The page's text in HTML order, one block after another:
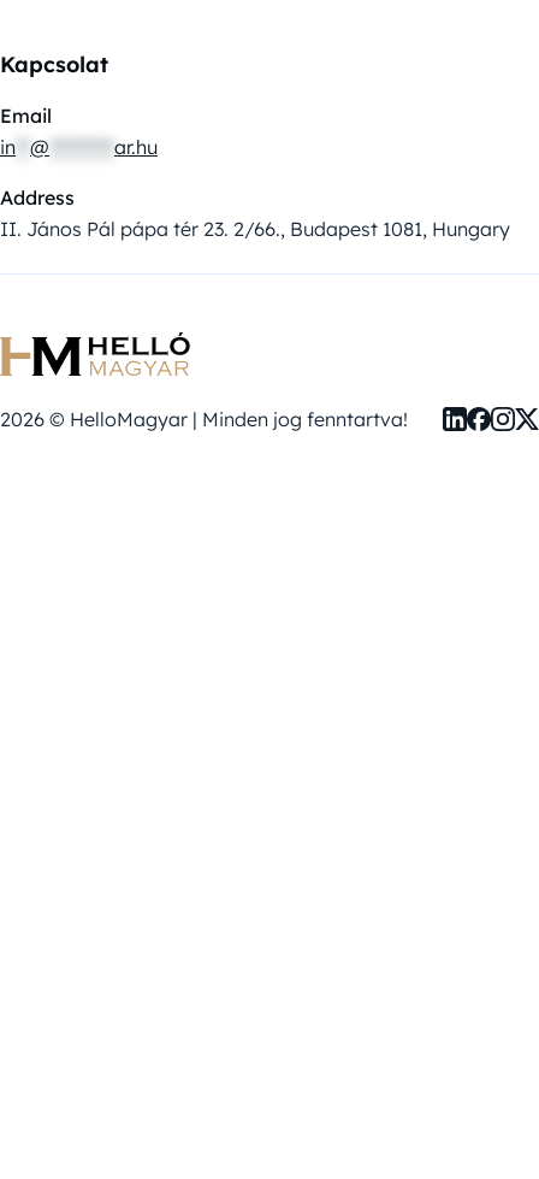
Kapcsolat
Email
in @ ar.hu
Address
II. János Pál pápa tér 23. 2/66., Budapest 1081, Hungary
2026 © HelloMagyar | Minden jog fenntartva!